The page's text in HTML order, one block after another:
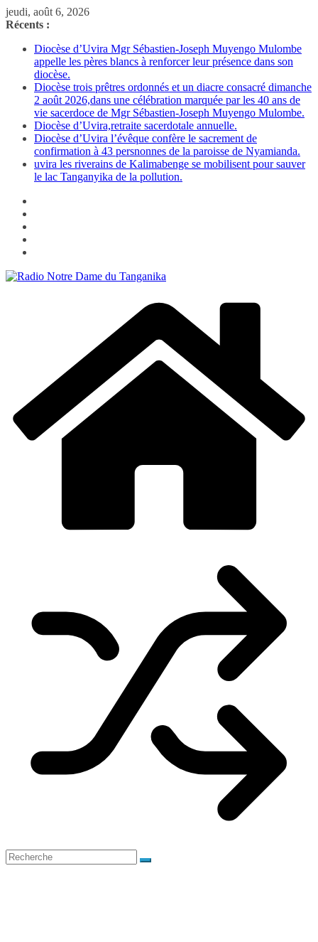
Passer
au
jeudi, août 6, 2026
Récents :
Diocèse d’Uvira Mgr Sébastien-Joseph Muyengo Mulombe
appelle les pères blancs à renforcer leur présence dans son
diocèse.
Diocèse trois prêtres ordonnés et un diacre consacré dimanche
2 août 2026,dans une célébration marquée par les 40 ans de
vie sacerdoce de Mgr Sébastien-Joseph Muyengo Mulombe.
Diocèse d’Uvira,retraite sacerdotale annuelle.
Diocèse d’Uvira l’évêque confère le sacrement de
confirmation à 43 persnonnes de la paroisse de Nyamianda.
uvira les riverains de Kalimabenge se mobilisent pour sauver
le lac Tanganyika de la pollution.